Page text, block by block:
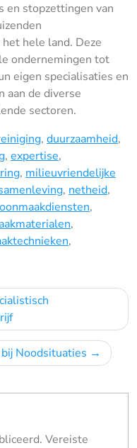
en stopzettingen van
hele land. Deze
ondernemingen tot
eigen specialisaties en
aan de diverse
sectoren.
, duurzaamheid,
, expertise,
, milieuvriendelijke
, netheid,
,
,
,
Noodsituaties
Vereiste